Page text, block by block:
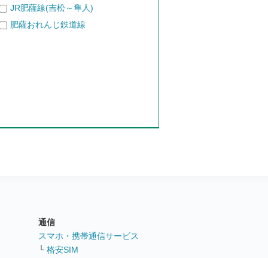
JR肥薩線(吉松～隼人)
肥薩おれんじ鉄道線
通信
スマホ・携帯通信サービス
└ 格安SIM